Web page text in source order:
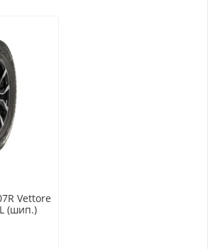
Vettore
(шип.)